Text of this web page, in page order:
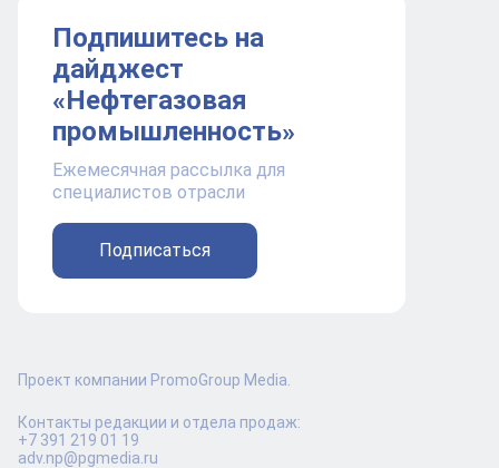
Подпишитесь на
дайджест
«Нефтегазовая
промышленность»
Ежемесячная рассылка для
специалистов отрасли
Подписаться
Проект компании PromoGroup Media.
Контакты редакции и отдела продаж:
+7 391 219 01 19
adv.np@pgmedia.ru